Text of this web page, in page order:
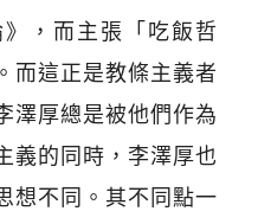
》，而主張「吃飯哲
而這正是教條主義者
澤厚總是被他們作為
義的同時，李澤厚也
想不同。其不同點一